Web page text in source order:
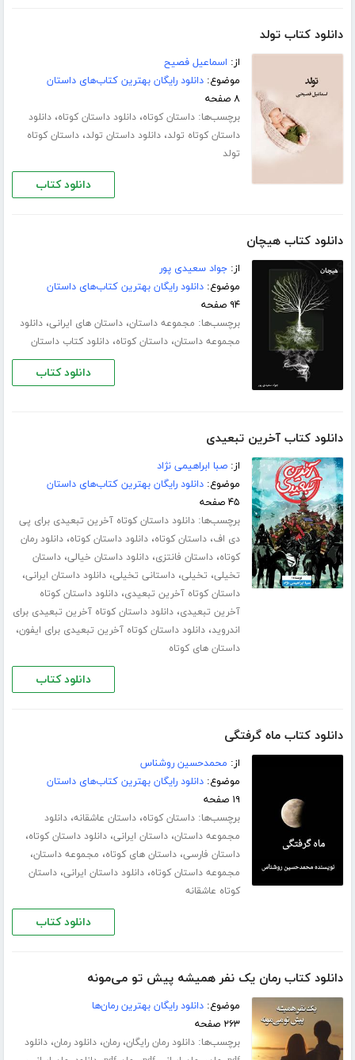
دانلود کتاب تولد
از: اسماعیل فصیح
موضوع:دانلود رایگان بهترین کتاب‌های داستان
۸ صفحه
برچسب‌ها:داستان کوتاه،دانلود داستان کوتاه،دانلود
داستان کوتاه تولد،دانلود داستان تولد،داستان کوتاه
تولد
دانلود کتاب
دانلود کتاب هیچان
از:جواد سعیدی پور
موضوع:دانلود رایگان بهترین کتاب‌های داستان
۹۴ صفحه
برچسب‌ها: مجموعه داستان،داستان های ایرانی،دانلود
مجموعه داستان،داستان کوتاه،دانلود کتاب داستان
دانلود کتاب
دانلود کتاب آخرین تبعیدی
از:صبا ابراهیمی نژاد
موضوع:دانلود رایگان بهترین کتاب‌های داستان
۴۵ صفحه
برچسب‌ها:دانلود داستان کوتاه آخرین تبعیدی برای پی
دی اف،داستان کوتاه،دانلود داستان کوتاه،دانلود رمان
کوتاه،داستان فانتزی،دانلود داستان خیالی،داستان
تخیلی، تخیلی،داستانی تخیلی،دانلود داستان ایرانی،
داستان کوتاه آخرین تبعیدی،دانلود داستان کوتاه
آخرین تبعیدی،دانلود داستان کوتاه آخرین تبعیدی برای
اندروید،دانلود داستان کوتاه آخرین تبعیدی برای ایفون،
داستان های کوتاه
دانلود کتاب
دانلود کتاب ماه گرفتگی
از: محمدحسین روشناس
موضوع:دانلود رایگان بهترین کتاب‌های داستان
۱۹ صفحه
برچسب‌ها:داستان کوتاه،داستان عاشقانه،دانلود
مجموعه داستان،داستان ایرانی،دانلود داستان کوتاه،
داستان فارسی،داستان های کوتاه، مجموعه داستان،
مجموعه داستان کوتاه،دانلود داستان ایرانی،داستان
کوتاه عاشقانه
دانلود کتاب
دانلود کتاب رمان یک نفر همیشه پیش تو می‌مونه
موضوع:دانلود رایگان بهترین رمان‌ها
۲۶۳ صفحه
برچسب‌ها:دانلود رمان رایگان،رمان،دانلود رمان،دانلود